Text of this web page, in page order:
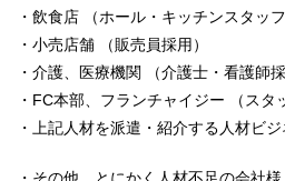
・飲食店 （ホール・キッチンスタッフ
・小売店舗 （販売員採用）
・介護、医療機関 （介護士・看護師採
・FC本部、フランチャイジー （スタ
・上記人材を派遣・紹介する人材ビ